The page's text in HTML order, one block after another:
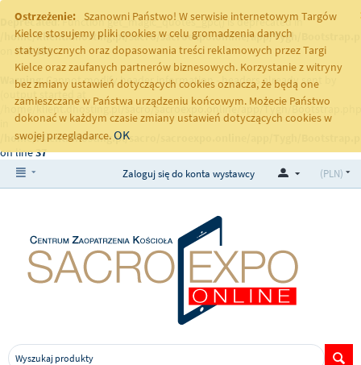
Deprecated: Function get_magic_quotes_gpc() is deprecated in
/home/klient.dhosting.pl/sacro/sacroexpo.online/app/Tygh/
on line251
Warning: Cannot modify header information - headers already sent by
(output started at
/home/klient.dhosting.pl/sacro/sacroexpo.online/app/Tygh/
/home/klient.dhosting.pl/sacro/sacroexpo.online/app/Tygh/
on line37
Ostrzeżenie:
Szanowni Państwo! W serwisie internetowym Targów
Kielce stosujemy pliki cookies w celu gromadzenia danych
statystycznych oraz dopasowania treści reklamowych przez Targi
Kielce oraz zaufanych partnerów biznesowych. Korzystanie z witryny
bez zmiany ustawień dotyczących cookies oznacza, że będą one
zamieszczane w Państwa urządzeniu końcowym. Możecie Państwo
dokonać w każdym czasie zmiany ustawień dotyczących cookies w
swojej przeglądarce.OK
(PLN)
Zaloguj się do konta wystawcy